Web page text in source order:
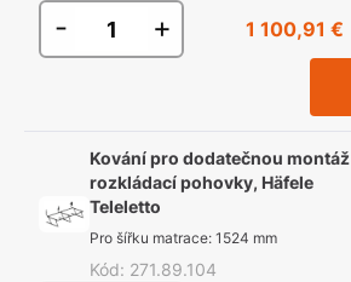
- + 1 100,91 €
Kování pro dodatečnou montáž
rozkládací pohovky, Häfele
Teleletto
Pro šířku matrace: 1524 mm
Kód: 271.89.104